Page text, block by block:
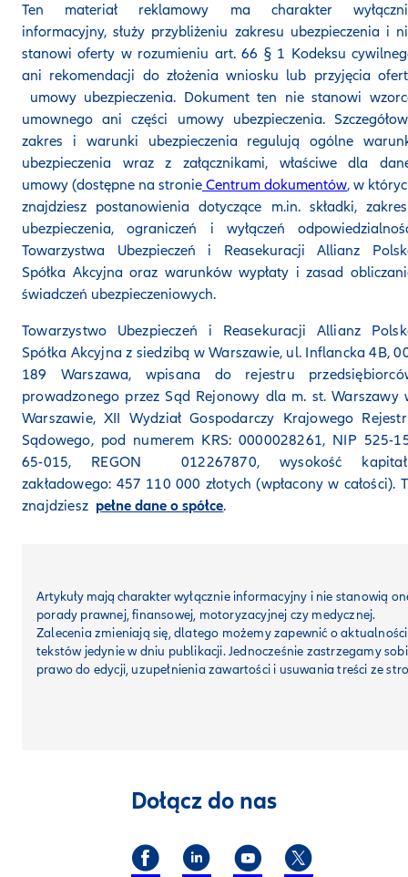
Ten materiał reklamowy ma charakter
informacyjny, służy przybliżeniu zakresu ubezpieczenia i
stanowi oferty w rozumieniu art. 66 § 1 Kodeksu
ani rekomendacji do złożenia wniosku lub przyjęcia
umowy ubezpieczenia. Dokument ten nie stanowi
umownego ani części umowy ubezpieczenia.
zakres i warunki ubezpieczenia regulują ogólne
ubezpieczenia wraz z załącznikami, właściwe dla
umowy (dostępne na stronie Centrum dokumentów, w
znajdziesz postanowienia dotyczące m.in. składki,
ubezpieczenia, ograniczeń i wyłączeń
Towarzystwa Ubezpieczeń i Reasekuracji Allianz
Spółka Akcyjna oraz warunków wypłaty i zasad
świadczeń ubezpieczeniowych.
Towarzystwo Ubezpieczeń i Reasekuracji Allianz
Spółka Akcyjna z siedzibą w Warszawie, ul. Inflancka 4B,
189 Warszawa, wpisana do rejestru
prowadzonego przez Sąd Rejonowy dla m. st. Warszawy
Warszawie, XII Wydział Gospodarczy Krajowego
Sądowego, pod numerem KRS: 0000028261, NIP 525-
65-015, REGON 012267870, wysokość
zakładowego: 457 110 000 złotych (wpłacony w całości).
znajdziesz pełne dane o spółce.
Artykuły mają charakterwyłącznie informacyjny i nie stanowią
porady prawnej, finansowej, motoryzacyjnej czy medycznej.
Zalecenia zmieniają się, dlatego możemy zapewnić o aktualności
tekstów jedynie w dniu publikacji. Jednocześnie zastrzegamy
prawo do edycji, uzupełnienia zawartości i usuwania treści ze
Dołącz do nas